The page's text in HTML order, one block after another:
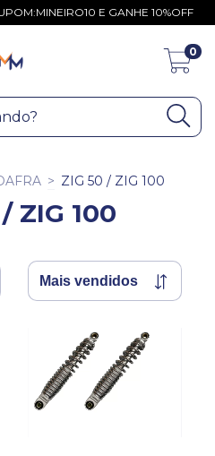
E GANHE 10%OFF
0
> ZIG 50 / ZIG 100
ZIG 100